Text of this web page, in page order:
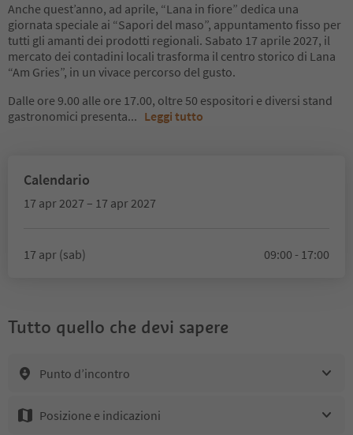
Anche quest’anno, ad aprile, “Lana in fiore” dedica una
giornata speciale ai “Sapori del maso”, appuntamento fisso per
tutti gli amanti dei prodotti regionali. Sabato 17 aprile 2027, il
mercato dei contadini locali trasforma il centro storico di Lana
“Am Gries”, in un vivace percorso del gusto.
Dalle ore 9.00 alle ore 17.00, oltre 50 espositori e diversi stand
gastronomici presenta... Leggi tutto
Calendario
17 apr 2027 – 17 apr 2027
17 apr (sab) 09:00 - 17:00
Tutto quello che devi sapere
Punto d’incontro
Posizione e indicazioni